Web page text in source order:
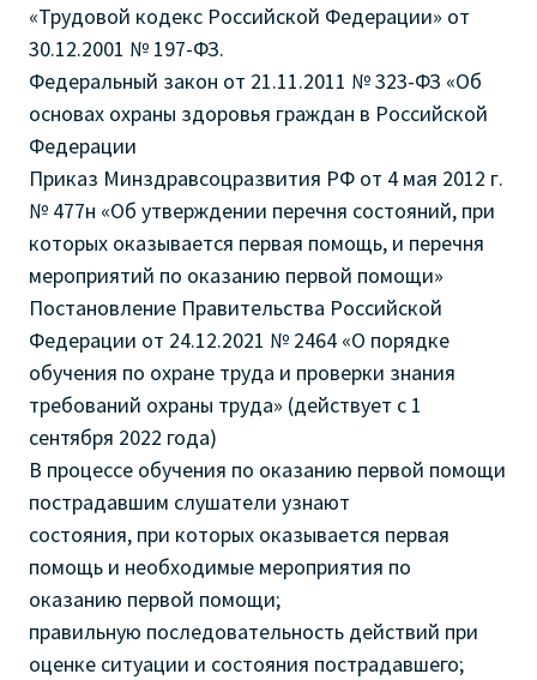
«Трудовой кодекс Российской Федерации» от
30.12.2001 № 197-ФЗ.
Федеральный закон от 21.11.2011 № 323-ФЗ «Об
основах охраны здоровья граждан в Российской
Федерации
Приказ Минздравсоцразвития РФ от 4 мая 2012 г.
№ 477н «Об утверждении перечня состояний, при
которых оказывается первая помощь, и перечня
мероприятий по оказанию первой помощи»
Постановление Правительства Российской
Федерации от 24.12.2021 № 2464 «О порядке
обучения по охране труда и проверки знания
требований охраны труда» (действует с 1
сентября 2022 года)
В процессе обучения по оказанию первой помощи
пострадавшим слушатели узнают
состояния, при которых оказывается первая
помощь и необходимые мероприятия по
оказанию первой помощи;
правильную последовательность действий при
оценке ситуации и состояния пострадавшего;